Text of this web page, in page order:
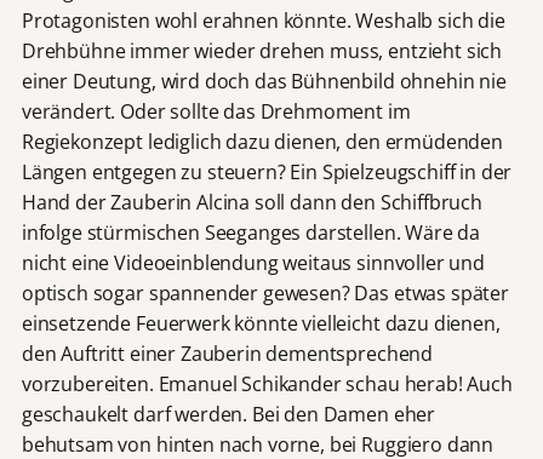
Protagonisten wohl erahnen könnte. Weshalb sich die
Drehbühne immer wieder drehen muss, entzieht sich
einer Deutung, wird doch das Bühnenbild ohnehin nie
verändert. Oder sollte das Drehmoment im
Regiekonzept lediglich dazu dienen, den ermüdenden
Längen entgegen zu steuern? Ein Spielzeugschiff in der
Hand der Zauberin Alcina soll dann den Schiffbruch
infolge stürmischen Seeganges darstellen. Wäre da
nicht eine Videoeinblendung weitaus sinnvoller und
optisch sogar spannender gewesen? Das etwas später
einsetzende Feuerwerk könnte vielleicht dazu dienen,
den Auftritt einer Zauberin dementsprechend
vorzubereiten. Emanuel Schikander schau herab! Auch
geschaukelt darf werden. Bei den Damen eher
behutsam von hinten nach vorne, bei Ruggiero dann